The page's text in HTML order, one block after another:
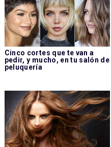
Cinco cortes que te van a
pedir, y mucho, en tu salón de
peluquería